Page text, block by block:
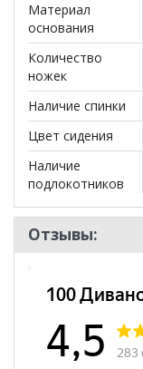
Материал
основания
Количество
ножек
Наличие спинки
Цвет сидения
Наличие
подлокотников
Размер
Регулировка по
Цвет основания
Материал
сиденья
Отзывы: